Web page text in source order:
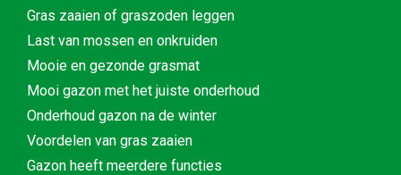
Gras zaaien of graszoden leggen
Last van mossen en onkruiden
Mooie en gezonde grasmat
Mooi gazon met het juiste onderhoud
Onderhoud gazon na de winter
Voordelen van gras zaaien
Gazon heeft meerdere functies